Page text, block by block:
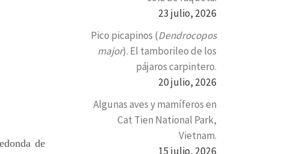
de
23 julio, 2026
Pico picapinos (Dendrocopos
major). El tamborileo de los
pájaros carpintero.
20 julio, 2026
Algunas aves y mamíferos en
Cat Tien National Park,
Vietnam.
15 julio, 2026